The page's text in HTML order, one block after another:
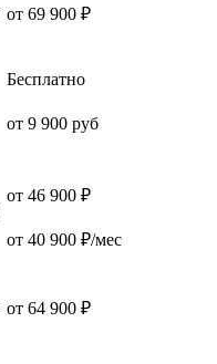
от 69 900 ₽
Бесплатно
от 9 900 руб
от 46 900 ₽
от 40 900 ₽/мес
от 64 900 ₽